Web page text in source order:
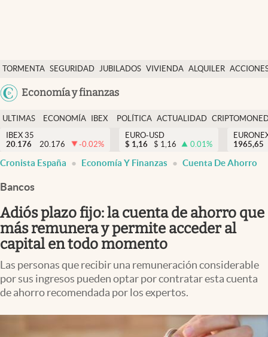
TORMENTA SEGURIDAD JUBILADOS VIVIENDA ALQUILER
USA
Colombia
Economía y finanzas
Economía y finanzas
Política
Actualidad
Criptomonedas
España
ULTIMAS
NOTICIAS
ECONOMÍA
FINANZAS
IBEX
EURO
POLÍTICA ACTUALIDAD
IBEX 35
20.176
20.176 -0.02%
EURO-USD
$ 1,16 $ 1,16 0.01%
1965,65
Cronista España Economía Y Finanzas Cuenta De Ahorro
Bancos
Adiós plazo fijo: la cuenta de ahorro que
más remunera y permite acceder al
capital en todo momento
Las personas que recibir una remuneración considerable
por sus ingresos pueden optar por contratar esta cuenta
de ahorro recomendada por los expertos.